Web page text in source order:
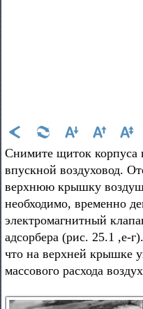
Снимите щиток корпуса
впускной воздуховод.
верхнюю крышку
необходимо, временно
электромагнитный
адсорбера (рис. 25.1 ,е-
что на верхней крышке
массового расхода